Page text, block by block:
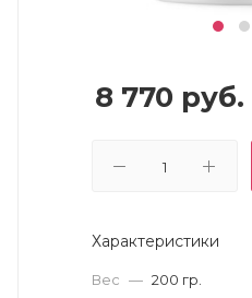
8 770 руб.
Характеристики
Вес — 200 гр.